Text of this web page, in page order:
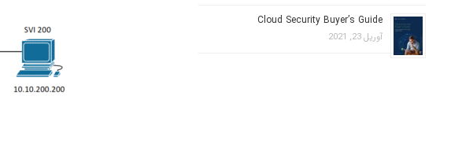
Cloud Security Buyer’s Guide
آوریل 23, 2021